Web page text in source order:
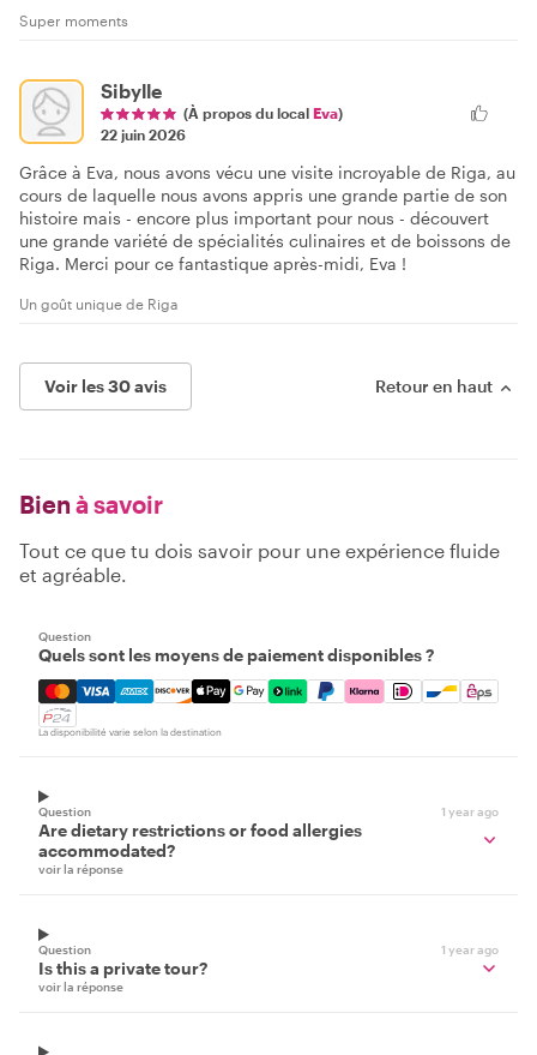
Super moments
Sibylle
(À propos du local Eva)
22 juin 2026
Grâce à Eva, nous avons vécu une visite incroyable de Riga, au
cours de laquelle nous avons appris une grande partie de son
histoire mais - encore plus important pour nous - découvert
une grande variété de spécialités culinaires et de boissons de
Riga. Merci pour ce fantastique après-midi, Eva !
Un goût unique de Riga
Voir les 30 avis Retour en haut
Bien à savoir
Tout ce que tu dois savoir pour une expérience fluide
et agréable.
Question
Quels sont les moyens de paiement disponibles ?
Mastercard, Visa, Amex, Discover, Apple Pay, Google
La disponibilité varie selon la destination
Question 1 year ago
Are dietary restrictions or food allergies
accommodated?
voir la réponse
Question 1 year ago
Is this a private tour?
voir la réponse